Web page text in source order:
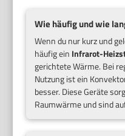
Wie häufig und wie
Wenn du nur kurz und
häufig ein Infrarot-
gerichtete Wärme. Bei
Nutzung ist ein
besser. Diese Geräte
Raumwärme und sind